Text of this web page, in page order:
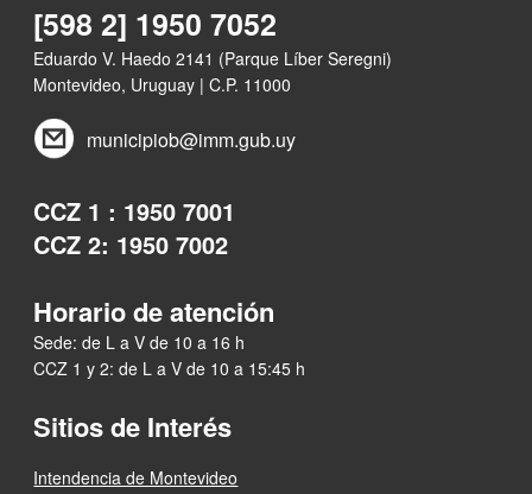
[598 2] 1950 7052
Eduardo V. Haedo 2141 (Parque Líber Seregni)
Montevideo, Uruguay | C.P. 11000
municipiob@imm.gub.uy
CCZ 1 : 1950 7001
CCZ 2: 1950 7002
Horario de atención
Sede: de L a V de 10 a 16 h
CCZ 1 y 2: de L a V de 10 a 15:45 h
Sitios de Interés
Intendencia de Montevideo